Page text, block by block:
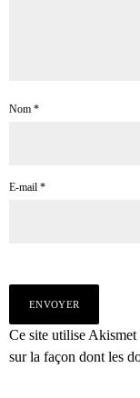
Nom *
E-mail *
Ce site utilise Akismet
sur la façon dont les